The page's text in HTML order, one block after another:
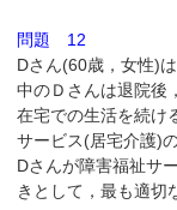
問題 12
Dさん(60歳，女性)
中のＤさんは退院後，
在宅での生活を続け
サービス(居宅介護)
Dさんが障害福祉サ
きとして，最も適切